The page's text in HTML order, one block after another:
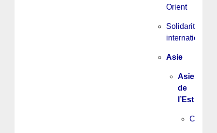
Orient
Solidarité
internationale
Asie
Asie
de
l’Est
Chine